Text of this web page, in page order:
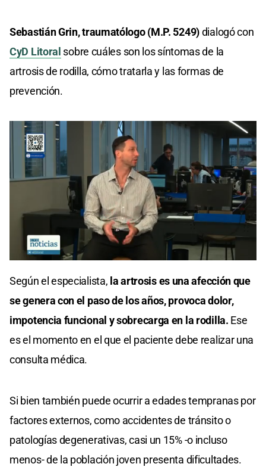
Sebastián Grin, traumatólogo (M.P. 5249)dialogó con
CyD Litoral sobre cuáles son los síntomas de la
artrosis de rodilla, cómo tratarla y las formas de
prevención.
seconds
of
seconds
Según el especialista, la artrosis es una afección que
se genera con el paso de los años, provoca dolor,
impotencia funcional y sobrecarga en la rodilla. Ese
es el momento en el que el paciente debe realizar una
consulta médica.
Si bien también puede ocurrir a edades tempranas por
factores externos, como accidentes de tránsito o
patologías degenerativas, casi un 15% -o incluso
menos- de la población joven presenta dificultades.